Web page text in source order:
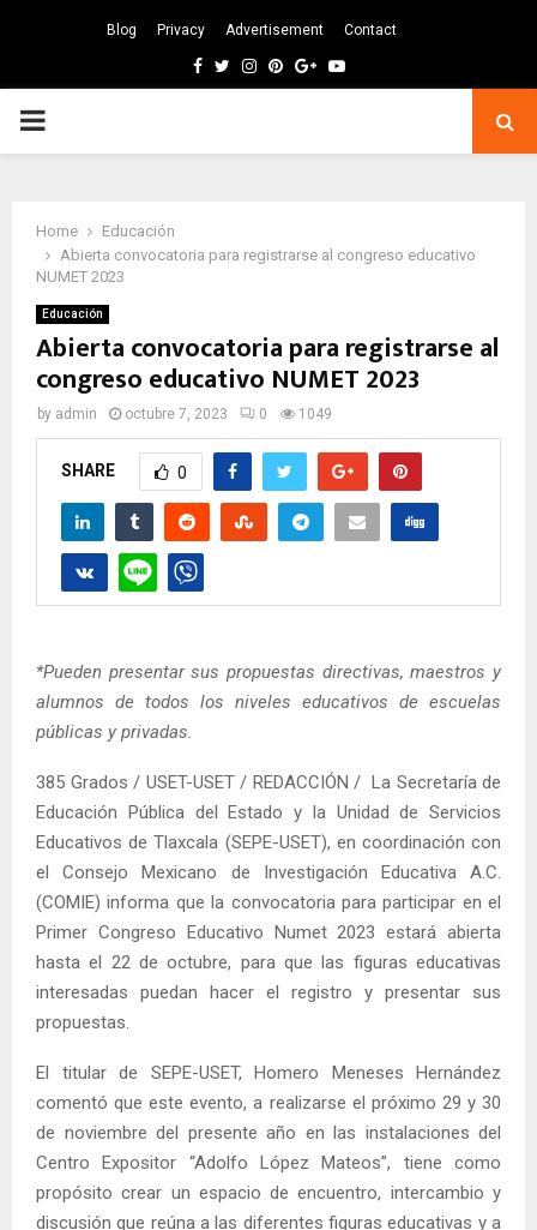
Blog Privacy Advertisement Contact
Facebook
TwitterInstagram
Pinterest
GoogleYoutube
PRIMARY
Home
Educación
Abierta convocatoria para registrarse al congreso educativo
NUMET 2023
Educación
Abierta convocatoria para registrarse al
congreso educativo NUMET 2023
by admin octubre 7, 2023 0 1049
SHARE 0
*Pueden presentar sus propuestas directivas, maestros y
alumnos de todos los niveles educativos de escuelas
públicas y privadas.
385 Grados / USET-USET / REDACCIÓN / La Secretaría de
Educación Pública del Estado y la Unidad de Servicios
Educativos de Tlaxcala (SEPE-USET), en coordinación con
el Consejo Mexicano de Investigación Educativa A.C.
(COMIE) informa que la convocatoria para participar en el
Primer Congreso Educativo Numet 2023 estará abierta
hasta el 22 de octubre, para que las figuras educativas
interesadas puedan hacer el registro y presentar sus
propuestas.
El titular de SEPE-USET, Homero Meneses Hernández
comentó que este evento, a realizarse el próximo 29 y 30
de noviembre del presente año en las instalaciones del
Centro Expositor “Adolfo López Mateos”, tiene como
propósito crear un espacio de encuentro, intercambio y
discusión que reúna a las diferentes figuras educativas y a